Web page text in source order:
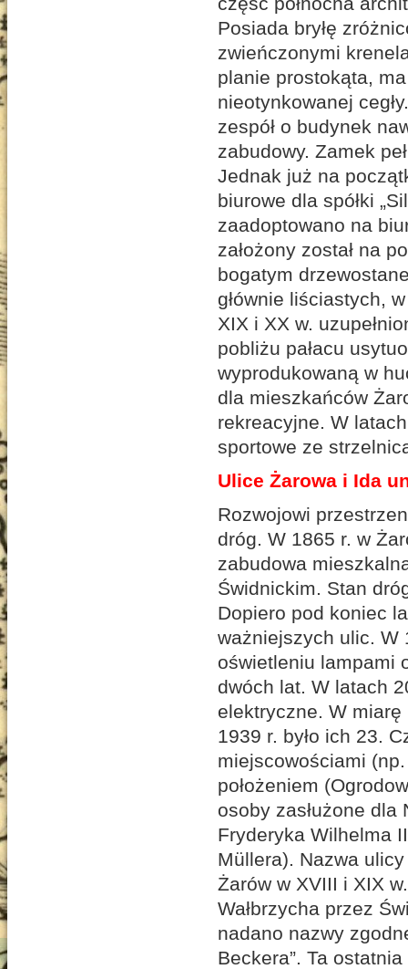
Posiada bryłę
zwieńczonymi
planie prostokąta,
nieotynkowanej
zespół o budynek
zabudowy. Zamek
Jednak już na
biurowe dla spółki
zaadoptowano na
założony został na
bogatym
głównie liściastych,
XIX i XX w.
pobliżu pałacu
wyprodukowaną w
dla mieszkańców
rekreacyjne. W
sportowe ze
Ulice Żarowa i Ida
Rozwojowi
dróg. W 1865 r. w
zabudowa
Świdnickim. Stan
Dopiero pod koniec
ważniejszych ulic. W
oświetleniu lampami
dwóch lat. W latach
elektryczne. W
1939 r. było ich 23.
miejscowościami
położeniem
osoby zasłużone
Fryderyka Wilhelma
Müllera). Nazwa
Żarów w XVIII i XIX
Wałbrzycha przez
nadano nazwy
Beckera”. Ta